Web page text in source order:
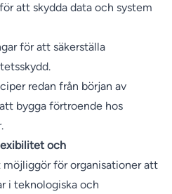
att skydda data och system
för att säkerställa
redan från början av
bygga förtroende hos
och
möjliggör för organisationer att
i teknologiska och